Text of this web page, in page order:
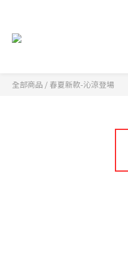
全部商品 / 春夏新款-沁涼登場